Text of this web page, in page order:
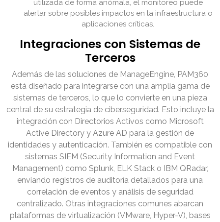
utilizada de forma anómala, el monitoreo puede
alertar sobre posibles impactos en la infraestructura o
aplicaciones críticas.
Integraciones con Sistemas de
Terceros
Además de las soluciones de ManageEngine, PAM360
está diseñado para integrarse con una amplia gama de
sistemas de terceros, lo que lo convierte en una pieza
central de su estrategia de ciberseguridad. Esto incluye la
integración con Directorios Activos como Microsoft
Active Directory y Azure AD para la gestión de
identidades y autenticación. También es compatible con
sistemas SIEM (Security Information and Event
Management) como Splunk, ELK Stack o IBM QRadar,
enviando registros de auditoría detallados para una
correlación de eventos y análisis de seguridad
centralizado. Otras integraciones comunes abarcan
plataformas de virtualización (VMware, Hyper-V), bases